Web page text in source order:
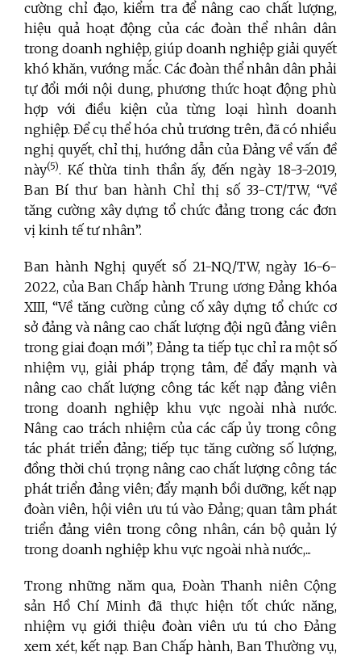
cường chỉ đạo, kiểm tra để nâng cao chất lượng,
hiệu quả hoạt động của các đoàn thể nhân dân
trong doanh nghiệp, giúp doanh nghiệp giải quyết
khó khăn, vướng mắc. Các đoàn thể nhân dân phải
tự đổi mới nội dung, phương thức hoạt động phù
hợp với điều kiện của từng loại hình doanh
nghiệp. Để cụ thể hóa chủ trương trên, đã có nhiều
nghị quyết, chỉ thị, hướng dẫn của Đảng về vấn đề
này(5). Kế thừa tinh thần ấy, đến ngày 18-3-2019,
Ban Bí thư ban hành Chỉ thị số 33-CT/TW, “Về
tăng cường xây dựng tổ chức đảng trong các đơn
vị kinh tế tư nhân”.
Ban hành Nghị quyết số 21-NQ/TW, ngày 16-6-
2022, của Ban Chấp hành Trung ương Đảng khóa
XIII, “Về tăng cường củng cố xây dựng tổ chức cơ
sở đảng và nâng cao chất lượng đội ngũ đảng viên
trong giai đoạn mới”, Đảng ta tiếp tục chỉ ra một số
nhiệm vụ, giải pháp trọng tâm, để đẩy mạnh và
nâng cao chất lượng công tác kết nạp đảng viên
trong doanh nghiệp khu vực ngoài nhà nước.
Nâng cao trách nhiệm của các cấp ủy trong công
tác phát triển đảng; tiếp tục tăng cường số lượng,
đồng thời chú trọng nâng cao chất lượng công tác
phát triển đảng viên; đẩy mạnh bồi dưỡng, kết nạp
đoàn viên, hội viên ưu tú vào Đảng; quan tâm phát
triển đảng viên trong công nhân, cán bộ quản lý
trong doanh nghiệp khu vực ngoài nhà nước,...
Trong những năm qua, Đoàn Thanh niên Cộng
sản Hồ Chí Minh đã thực hiện tốt chức năng,
nhiệm vụ giới thiệu đoàn viên ưu tú cho Đảng
xem xét, kết nạp. Ban Chấp hành, Ban Thường vụ,